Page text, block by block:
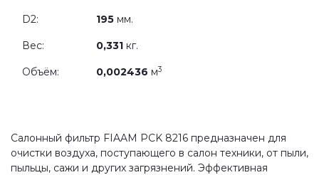
D2: 195 мм.
Вес: 0,331 кг.
Объём: 0,002436 м3
Салонный фильтр FIAAM PCK 8216 предназначен для
очистки воздуха, поступающего в салон техники, от пыли,
пыльцы, сажи и других загрязнений. Эффективная